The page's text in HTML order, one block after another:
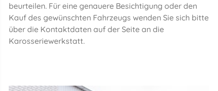
beurteilen. Für eine genauere Besichtigung oder den
Kauf des gewünschten Fahrzeugs wenden Sie sich bitte
über die Kontaktdaten auf der Seite an die
Karosseriewerkstatt.